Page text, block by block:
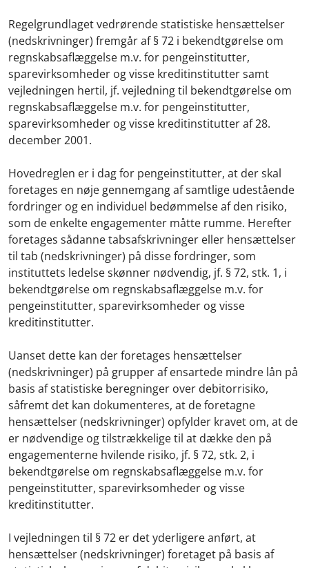
Regelgrundlaget vedrørende statistiske hensættelser
(nedskrivninger) fremgår af § 72 i bekendtgørelse om
regnskabsaflæggelse m.v. for pengeinstitutter,
sparevirksomheder og visse kreditinstitutter samt
vejledningen hertil, jf. vejledning til bekendtgørelse om
regnskabsaflæggelse m.v. for pengeinstitutter,
sparevirksomheder og visse kreditinstitutter af 28.
december 2001.
Hovedreglen er i dag for pengeinstitutter, at der skal
foretages en nøje gennemgang af samtlige udestående
fordringer og en individuel bedømmelse af den risiko,
som de enkelte engagementer måtte rumme. Herefter
foretages sådanne tabsafskrivninger eller hensættelser
til tab (nedskrivninger) på disse fordringer, som
instituttets ledelse skønner nødvendig, jf. § 72, stk. 1, i
bekendtgørelse om regnskabsaflæggelse m.v. for
pengeinstitutter, sparevirksomheder og visse
kreditinstitutter.
Uanset dette kan der foretages hensættelser
(nedskrivninger) på grupper af ensartede mindre lån på
basis af statistiske beregninger over debitorrisiko,
såfremt det kan dokumenteres, at de foretagne
hensættelser (nedskrivninger) opfylder kravet om, at de
er nødvendige og tilstrækkelige til at dække den på
engagementerne hvilende risiko, jf. § 72, stk. 2, i
bekendtgørelse om regnskabsaflæggelse m.v. for
pengeinstitutter, sparevirksomheder og visse
kreditinstitutter.
I vejledningen til § 72 er det yderligere anført, at
hensættelser (nedskrivninger) foretaget på basis af